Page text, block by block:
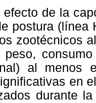
de la
postura (línea
zootécnicos
peso,
al menos
en
durante